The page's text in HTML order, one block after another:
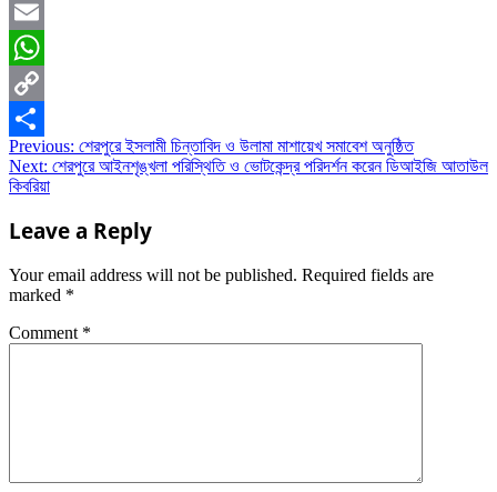
Mastodon
Email
WhatsApp
Copy
Link
Share
Post
navigation
Previous: শেরপুরে ইসলামী চিন্তাবিদ ও উলামা মাশায়েখ সমাবেশ অনুষ্ঠিত
Next: শেরপুরে আইনশৃঙ্খলা পরিস্থিতি ও ভোটকেন্দ্র পরিদর্শন করেন ডিআইজি আতাউল
কিবরিয়া
Leave a Reply
Your email address will not be published. Required fields are
marked *
Comment *